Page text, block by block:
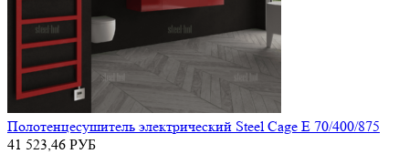
Полотенцесушитель электрический Steel Cage E 70/400/875
41 523,46 РУБ